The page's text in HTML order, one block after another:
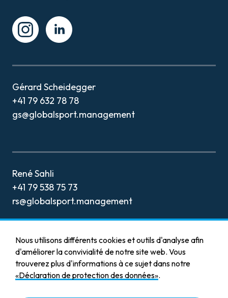
ACTUALITÉS
PARTENAIRES
InstagramInstagram
Gérard Scheidegger
+41 79 632 78 78
gs@globalsport.management
René Sahli
+41 79 538 75 73
rs@globalsport.management
Mentions légales
Nous utilisons différents cookies et outils d'analyse afin
d'améliorer la convivialité de notre site web. Vous
trouverez plus d'informations à ce sujet dans notre
«Déclaration de protection des données».